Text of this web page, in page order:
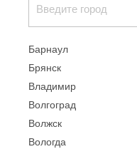
Барнаул
Брянск
Владимир
Волгоград
Волжск
Вологда